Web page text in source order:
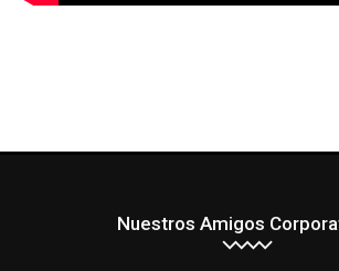
Nuestros Amigos